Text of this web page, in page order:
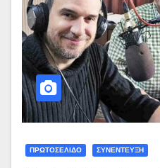
ΠΡΩΤΟΣΕΛΙΔΟ ΣΥΝΕΝΤΕΥΞΗ